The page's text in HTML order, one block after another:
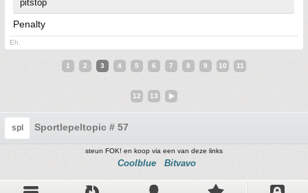
pitstop
Penalty
Eh.
1 2 3 4 5 6 7 8 9 10 11
12 13
spl Sportlepeltopic # 57
steun FOK! en koop via een van deze links
Coolblue Bitvavo